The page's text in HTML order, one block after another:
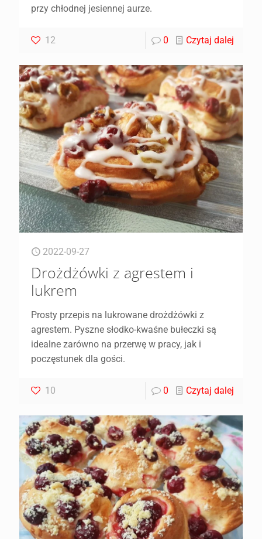
przy chłodnej jesiennej aurze.
12 0 Czytaj dalej
2022-09-27
Drożdżówki z agrestem i
lukrem
Prosty przepis na lukrowane drożdżówki z
agrestem. Pyszne słodko-kwaśne bułeczki są
idealne zarówno na przerwę w pracy, jak i
poczęstunek dla gości.
10 0 Czytaj dalej